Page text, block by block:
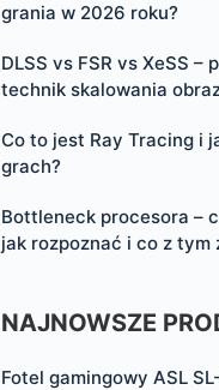
grania w 2026 roku?
DLSS vs FSR vs XeSS –
technik skalowania
Co to jest Ray Tracing i
grach?
Bottleneck procesora –
jak rozpoznać i co z tym
NAJNOWSZE
Fotel gamingowy ASL